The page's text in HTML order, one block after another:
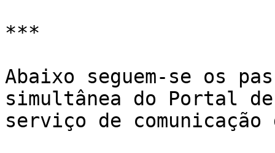
***
Abaixo seguem-se os
simultânea do Portal
serviço de comunicação